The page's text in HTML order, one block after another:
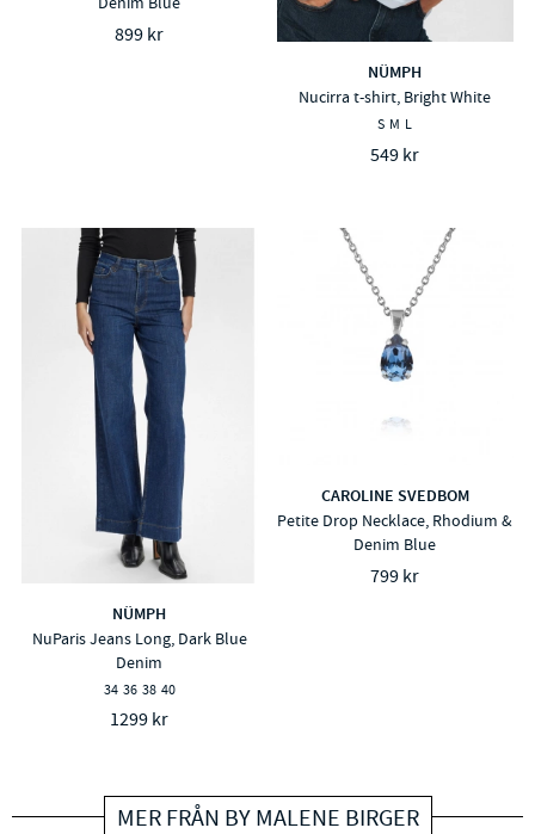
899 kr
NÜMPH
Nucirra t-shirt, Bright White
S M L
549 kr
NÜMPH
NuParis Jeans Long, Dark Blue
Denim
34 36 38 40
1299 kr
CAROLINE SVEDBOM
Petite Drop Necklace, Rhodium &
Denim Blue
799 kr
MER FRÅN BY MALENE BIRGER